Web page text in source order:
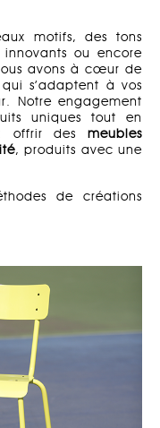
motifs, des tons
ou encore
avons à cœur de
s’adaptent à vos
Notre engagement
uniques tout en
offrir des meubles
, produits avec une
de créations